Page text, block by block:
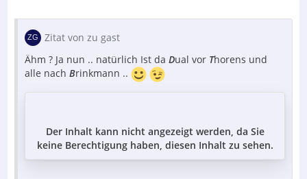
Zitat von zu gast
Ähm ? Ja nun .. natürlich Ist da Dual vor Thorens und
alle nach Brinkmann ..
Der Inhalt kann nicht angezeigt werden, da Sie
keine Berechtigung haben, diesen Inhalt zu sehen.